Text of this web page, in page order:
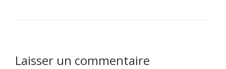
Laisser un commentaire